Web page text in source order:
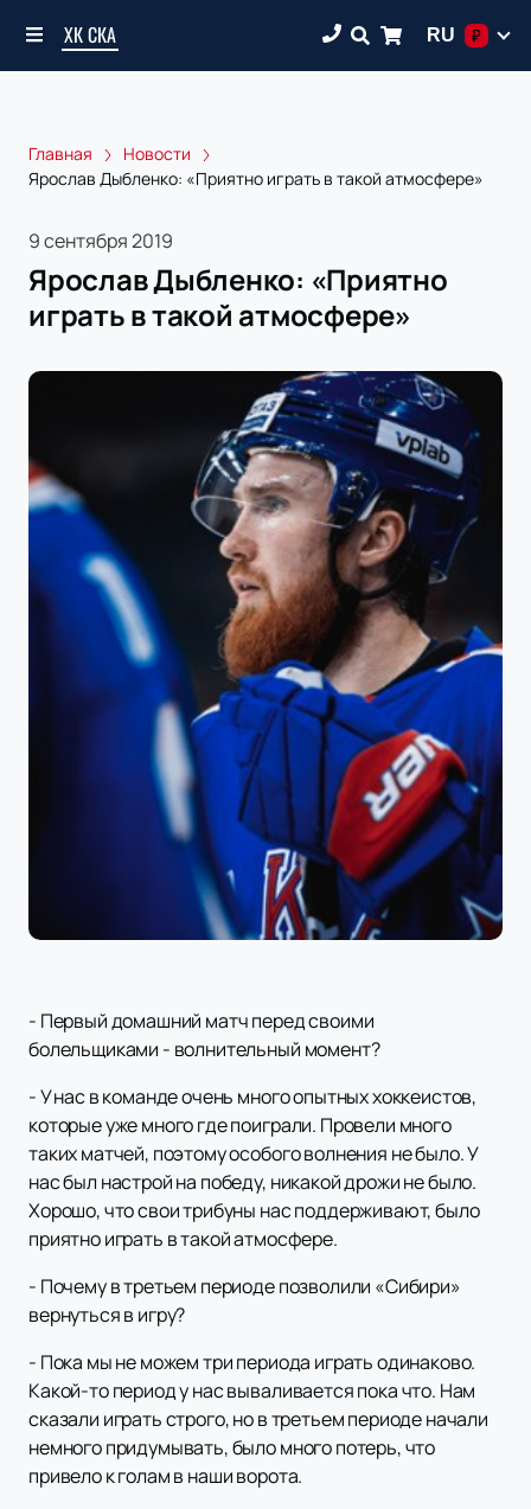
ХК СКА RU ₽
Главная
Новости
Ярослав Дыбленко: «Приятно играть в такой атмосфере»
9 сентября 2019
Ярослав Дыбленко: «Приятно
играть в такой атмосфере»
- Первый домашний матч перед своими
болельщиками - волнительный момент?
- У нас в команде очень много опытных хоккеистов,
которые уже много где поиграли. Провели много
таких матчей, поэтому особого волнения не было. У
нас был настрой на победу, никакой дрожи не было.
Хорошо, что свои трибуны нас поддерживают, было
приятно играть в такой атмосфере.
- Почему в третьем периоде позволили «Сибири»
вернуться в игру?
- Пока мы не можем три периода играть одинаково.
Какой-то период у нас вываливается пока что. Нам
сказали играть строго, но в третьем периоде начали
немного придумывать, было много потерь, что
привело к голам в наши ворота.